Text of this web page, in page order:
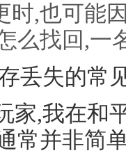
时,也可能
么找回,一
丢失的常
家,我在和
常并非简